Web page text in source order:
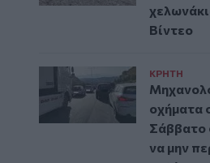
Βίντεο
ΚΡΗΤΗ
οχήματα
Σάββατο
να μην